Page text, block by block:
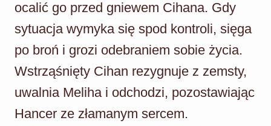
ocalić go przed gniewem Cihana. Gdy
sytuacja wymyka się spod kontroli, sięga
po broń i grozi odebraniem sobie życia.
Wstrząśnięty Cihan rezygnuje z zemsty,
uwalnia Meliha i odchodzi, pozostawiając
Hancer ze złamanym sercem.